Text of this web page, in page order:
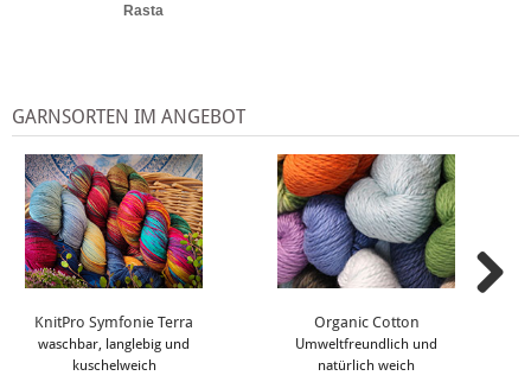
Rasta
GARNSORTEN IM ANGEBOT
KnitPro Symfonie Terra
waschbar, langlebig und
kuschelweich
Organic Cotton
Umweltfreundlich und
natürlich weich